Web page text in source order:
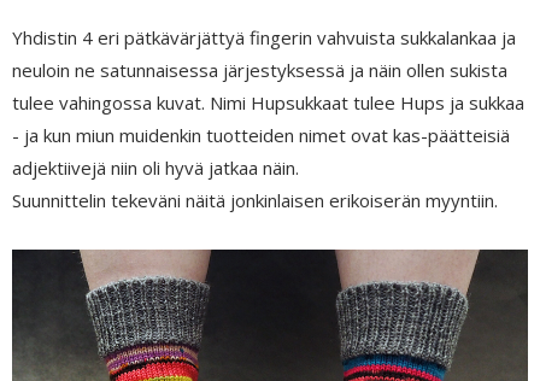
Yhdistin 4 eri pätkävärjättyä fingerin vahvuista sukkalankaa ja
neuloin ne satunnaisessa järjestyksessä ja näin ollen sukista
tulee vahingossa kuvat. Nimi Hupsukkaat tulee Hups ja sukkaa
- ja kun miun muidenkin tuotteiden nimet ovat kas-päätteisiä
adjektiivejä niin oli hyvä jatkaa näin.
Suunnittelin tekeväni näitä jonkinlaisen erikoiserän myyntiin.